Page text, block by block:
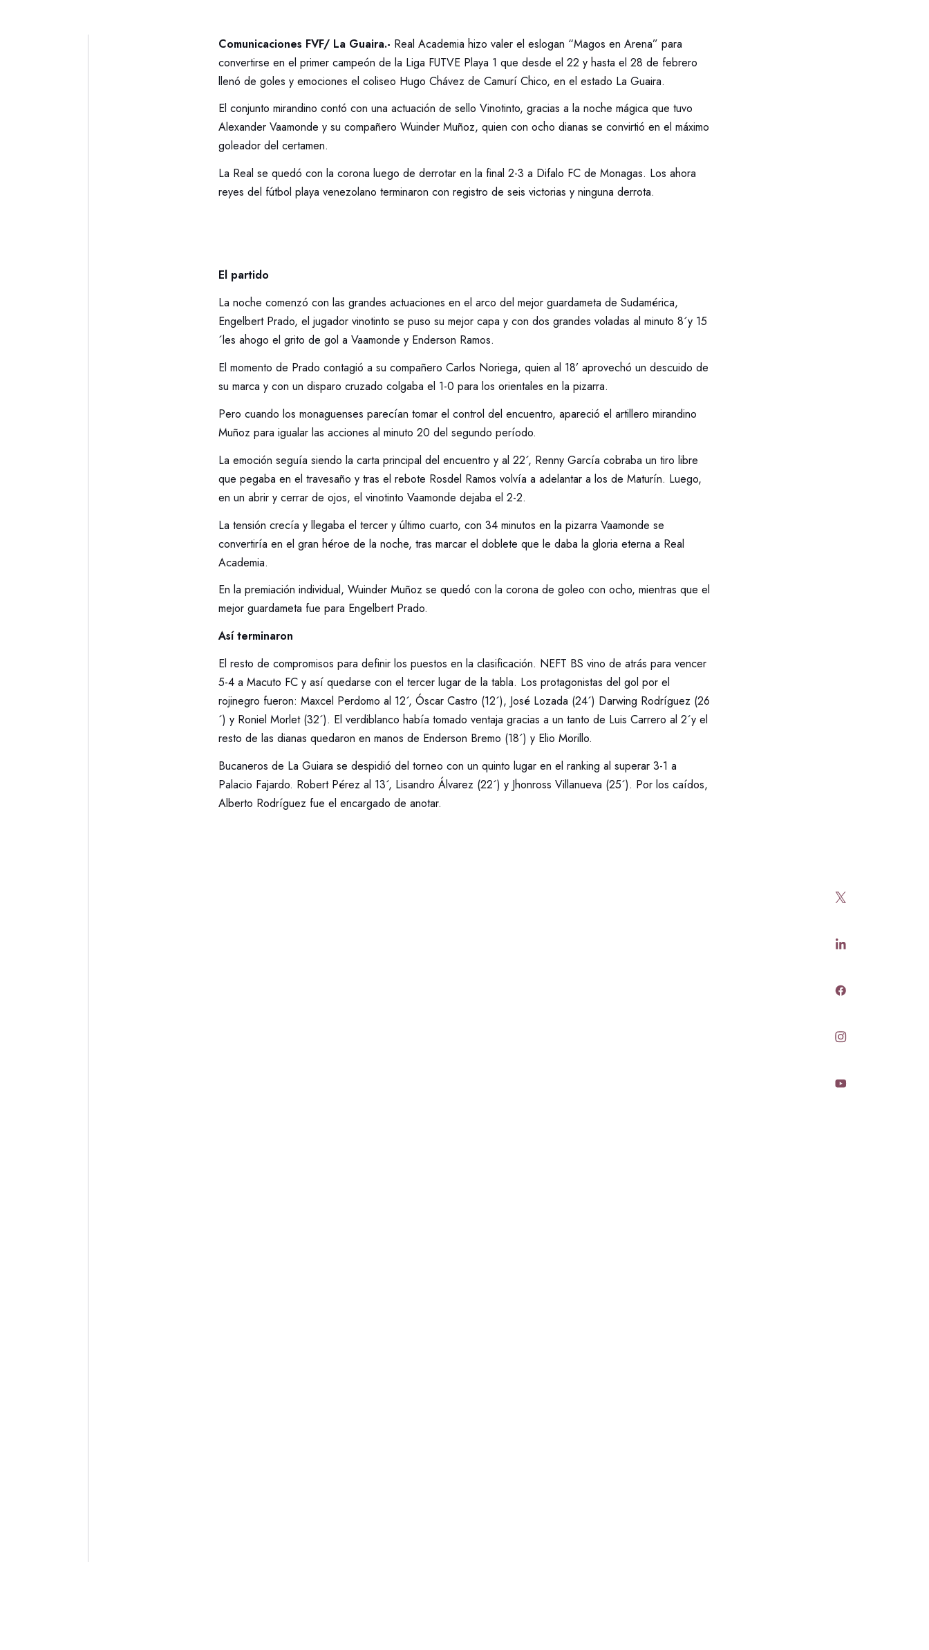
Comunicaciones FVF/ La Guaira.- Real Academia hizo valer el eslogan “Magos en Arena” para
convertirse en el primer campeón de la Liga FUTVE Playa 1 que desde el 22 y hasta el 28 de febrero
llenó de goles y emociones el coliseo Hugo Chávez de Camurí Chico, en el estado La Guaira.
El conjunto mirandino contó con una actuación de sello Vinotinto, gracias a la noche mágica que tuvo
Alexander Vaamonde y su compañero Wuinder Muñoz, quien con ocho dianas se convirtió en el máximo
goleador del certamen.
La Real se quedó con la corona luego de derrotar en la final 2-3 a Difalo FC de Monagas. Los ahora
reyes del fútbol playa venezolano terminaron con registro de seis victorias y ninguna derrota.
El partido
La noche comenzó con las grandes actuaciones en el arco del mejor guardameta de Sudamérica,
Engelbert Prado, el jugador vinotinto se puso su mejor capa y con dos grandes voladas al minuto 8´y 15
´les ahogo el grito de gol a Vaamonde y Enderson Ramos.
El momento de Prado contagió a su compañero Carlos Noriega, quien al 18’ aprovechó un descuido de
su marca y con un disparo cruzado colgaba el 1-0 para los orientales en la pizarra.
Pero cuando los monaguenses parecían tomar el control del encuentro, apareció el artillero mirandino
Muñoz para igualar las acciones al minuto 20 del segundo período.
La emoción seguía siendo la carta principal del encuentro y al 22´, Renny García cobraba un tiro libre
que pegaba en el travesaño y tras el rebote Rosdel Ramos volvía a adelantar a los de Maturín. Luego,
en un abrir y cerrar de ojos, el vinotinto Vaamonde dejaba el 2-2.
La tensión crecía y llegaba el tercer y último cuarto, con 34 minutos en la pizarra Vaamonde se
convertiría en el gran héroe de la noche, tras marcar el doblete que le daba la gloria eterna a Real
Academia.
En la premiación individual, Wuinder Muñoz se quedó con la corona de goleo con ocho, mientras que el
mejor guardameta fue para Engelbert Prado.
Así terminaron
El resto de compromisos para definir los puestos en la clasificación. NEFT BS vino de atrás para vencer
5-4 a Macuto FC y así quedarse con el tercer lugar de la tabla. Los protagonistas del gol por el
rojinegro fueron: Maxcel Perdomo al 12´, Óscar Castro (12´), José Lozada (24´) Darwing Rodríguez (26
´) y Roniel Morlet (32´). El verdiblanco había tomado ventaja gracias a un tanto de Luis Carrero al 2´y el
resto de las dianas quedaron en manos de Enderson Bremo (18´) y Elio Morillo.
Bucaneros de La Guiara se despidió del torneo con un quinto lugar en el ranking al superar 3-1 a
Palacio Fajardo. Robert Pérez al 13´, Lisandro Álvarez (22´) y Jhonross Villanueva (25´). Por los caídos,
Alberto Rodríguez fue el encargado de anotar.